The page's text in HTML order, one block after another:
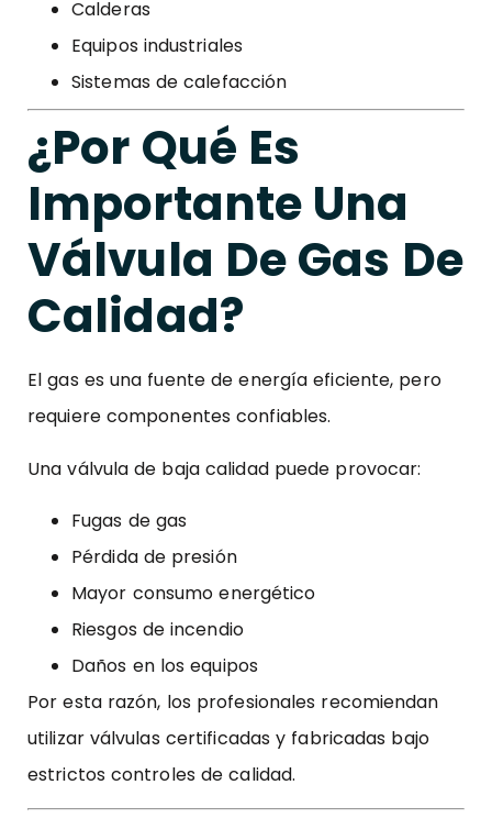
Calderas
Equipos industriales
Sistemas de calefacción
¿Por Qué Es
Importante Una
Válvula De Gas De
Calidad?
El gas es una fuente de energía eficiente, pero
requiere componentes confiables.
Una válvula de baja calidad puede provocar:
Fugas de gas
Pérdida de presión
Mayor consumo energético
Riesgos de incendio
Daños en los equipos
Por esta razón, los profesionales recomiendan
utilizar válvulas certificadas y fabricadas bajo
estrictos controles de calidad.